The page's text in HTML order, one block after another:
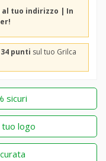
al tuo indirizzo | In
34 punti sul tuo Grilca
sicuri
tuo logo